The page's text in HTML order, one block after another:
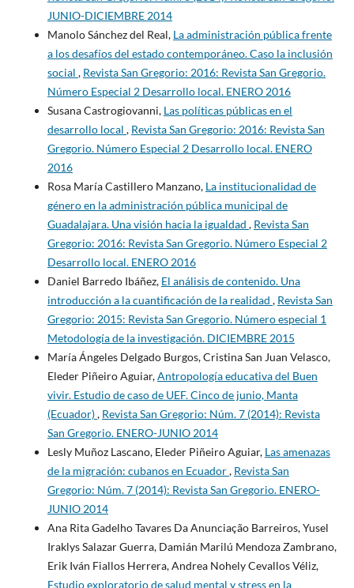
JUNIO-DICIEMBRE 2014
Manolo Sánchez del Real, La administración pública frente
a los desafíos del estado contemporáneo. Caso la inclusión
social , Revista San Gregorio: 2016: Revista San Gregorio.
Número Especial 2 Desarrollo local. ENERO 2016
Susana Castrogiovanni, Las políticas públicas en el
desarrollo local , Revista San Gregorio: 2016: Revista San
Gregorio. Número Especial 2 Desarrollo local. ENERO
2016
Rosa María Castillero Manzano, La institucionalidad de
género en la administración pública municipal de
Guadalajara. Una visión hacia la igualdad , Revista San
Gregorio: 2016: Revista San Gregorio. Número Especial 2
Desarrollo local. ENERO 2016
Daniel Barredo Ibáñez, El análisis de contenido. Una
introducción a la cuantificación de la realidad , Revista San
Gregorio: 2015: Revista San Gregorio. Número especial 1
Metodología de la investigación. DICIEMBRE 2015
María Ángeles Delgado Burgos, Cristina San Juan Velasco,
Eleder Piñeiro Aguiar,Antropología educativa del Buen
vivir. Estudio de caso de UEF. Cinco de junio, Manta
(Ecuador), Revista San Gregorio: Núm. 7 (2014): Revista
San Gregorio. ENERO-JUNIO 2014
Lesly Muñoz Lascano, Eleder Piñeiro Aguiar, Las amenazas
de la migración: cubanos en Ecuador, Revista San
Gregorio: Núm. 7 (2014): Revista San Gregorio. ENERO-
JUNIO 2014
Ana Rita Gadelho Tavares Da Anunciação Barreiros, Yusel
Iraklys Salazar Guerra, Damián Marilú Mendoza Zambrano,
Erik Iván Fiallos Herrera, Andrea Nohely Cevallos Véliz,
Estudio exploratorio de salud mental y stress en la